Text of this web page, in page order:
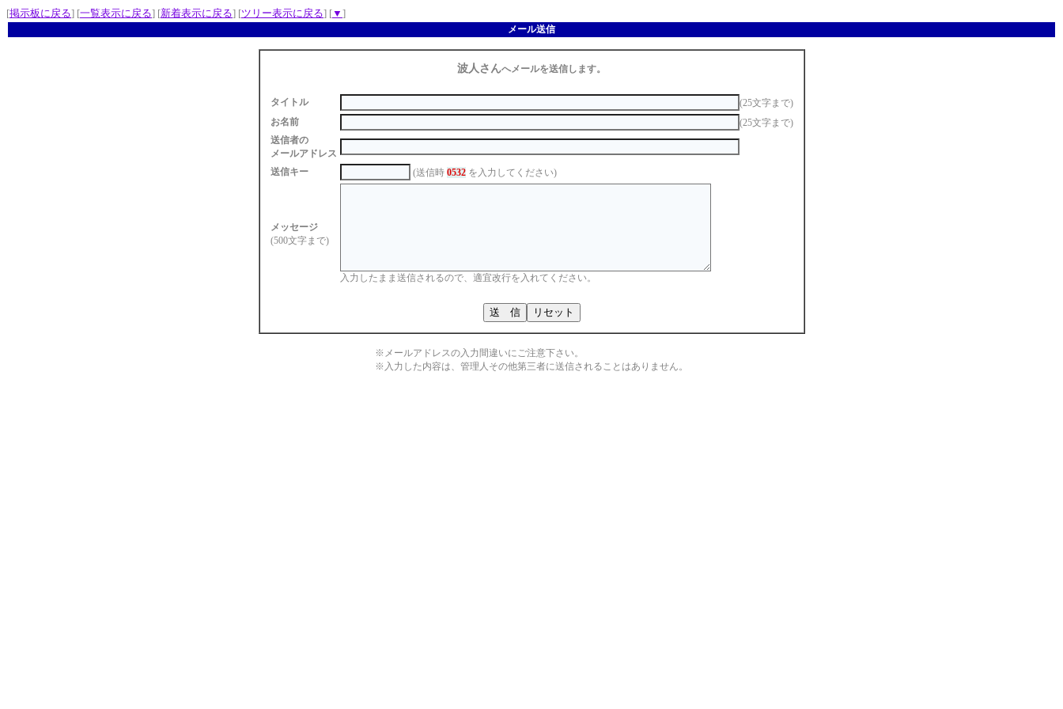
[掲示板に戻る] [一覧表示に戻る] [新着表示に戻る] [ツリー表示に戻る] [▼ ]
メール送信
波人さんへメールを送信します。
タイトル
(25文字まで)
お名前
(25文字まで)
送信者の
メールアドレス
送信キー
(送信時 0532を入力してください)
メッセージ
(500文字まで)
入力したまま送信されるので、適宜改行を入れてください。
※メールアドレスの入力間違いにご注意下さい。
※入力した内容は、管理人その他第三者に送信されることはありません。